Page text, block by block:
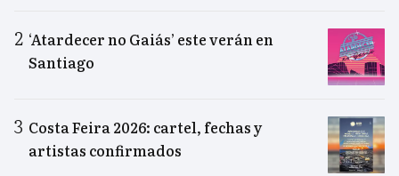
‘Atardecer no Gaiás’ este verán en
Santiago
Costa Feira 2026: cartel, fechas y
artistas confirmados